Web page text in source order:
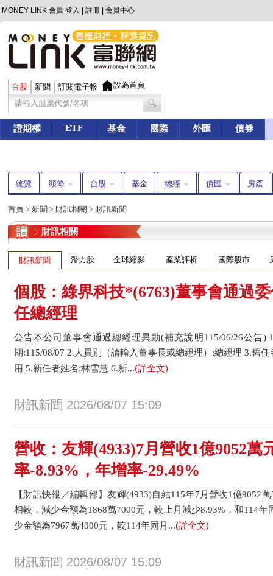
MONEY LINK 會員 登入 註冊 會員中心
台股 新聞 訂閱電子報 設為首頁
證期權 ETF 基金 國際 外匯 債券
總覽 頭條 台股 基金 總經 債匯 房產
首頁 > 新聞 > 財訊相關 > 財訊新聞
財訊相關
財訊新聞 潛力股 全球縮影 產業評析 國際股市
個股：綠界科技*(6763)董事會通過
任總經理
公告本公司董事會通過總經理異動(補充說明115/06/26公告)
期:115/08/07 2.人員別（請輸入董事長或總經理）:總經理 3.舊
用 5.新任者姓名:林雪慧 6.新...(詳全文)
財訊新聞 2026/08/07 15:09
營收：友輝(4933)7月營收1億9052萬
率-8.93%，年增率-29.49%
【財訊快報／編輯部】友輝(4933)自結115年7月營收1億9052
相較，減少金額為1868萬7000元，較上月減少8.93%，和114年
少金額為7967萬4000元，較114年同月...(詳全文)
財訊新聞 2026/08/07 15:09